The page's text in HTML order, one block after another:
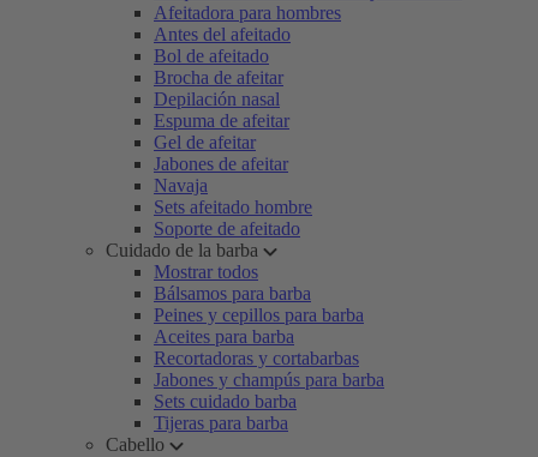
Afeitadora para hombres
Antes del afeitado
Bol de afeitado
Brocha de afeitar
Depilación nasal
Espuma de afeitar
Gel de afeitar
Jabones de afeitar
Navaja
Sets afeitado hombre
Soporte de afeitado
Cuidado de la barba
Mostrar todos
Bálsamos para barba
Peines y cepillos para barba
Aceites para barba
Recortadoras y cortabarbas
Jabones y champús para barba
Sets cuidado barba
Tijeras para barba
Cabello